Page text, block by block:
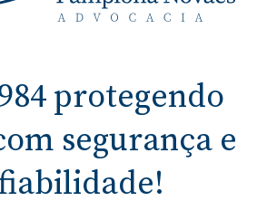
protegendo
segurança e